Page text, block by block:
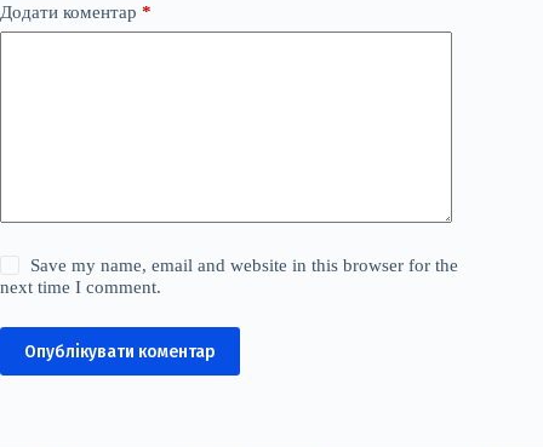
Додати коментар *
Save my name, email and website in this browser for the
next time I comment.
Опублікувати коментар